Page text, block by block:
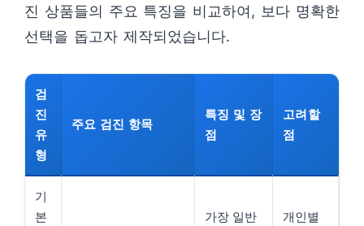
진 상품들의 주요 특징을 비교하여, 보다 명확한
선택을 돕고자 제작되었습니다.
검
진
유
형
주요 검진 항목
특징 및 장
점
고려할
점
기
본
가장 일반
개인별